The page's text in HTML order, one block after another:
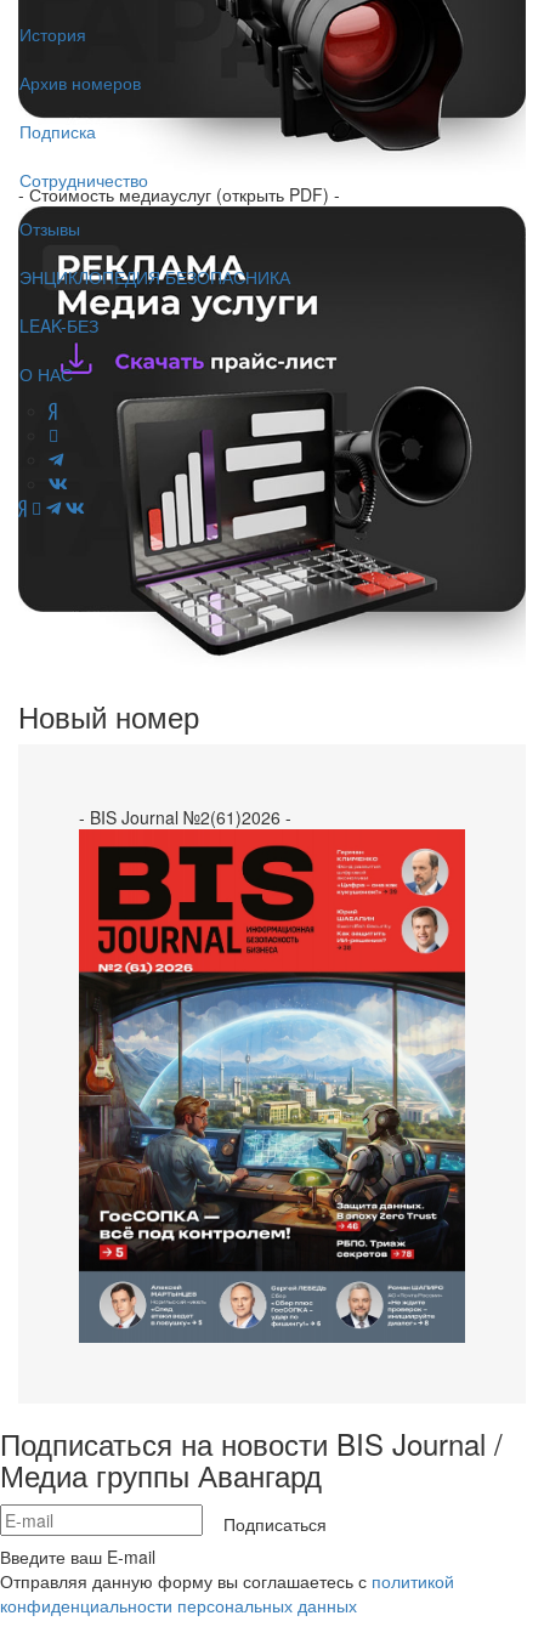
История
Архив номеров
Подписка
Сотрудничество
Отзывы
ЭНЦИКЛОПЕДИЯ БЕЗОПАСНИКА
LEAK-БЕЗ
О НАС
- Стоимость медиауслуг (открыть PDF) -
Новый номер
- BIS Journal №2(61)2026 -
Подписаться на новости BIS Journal /
Медиа группы Авангард
Подписаться
Введите ваш E-mail
Отправляя данную форму вы соглашаетесь с политикой
конфиденциальности персональных данных